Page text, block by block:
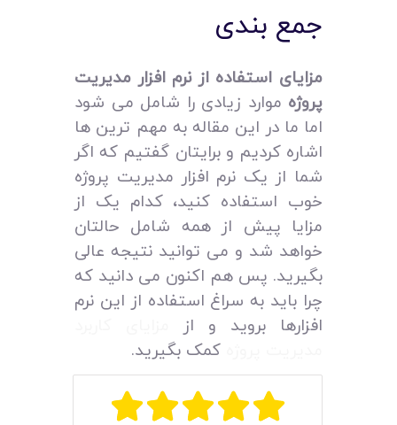
جمع‌ بندی
مزایای استفاده از نرم افزار مدیریت
پروژه موارد زیادی را شامل می‌ شود
اما ما در این مقاله به مهم‌ ترین‌ ها
اشاره کردیم و برایتان گفتیم که اگر
شما از یک نرم افزار مدیریت پروژه
خوب استفاده کنید، کدام یک از
مزایا پیش از همه شامل حالتان
خواهد شد و می‌ توانید نتیجه عالی
بگیرید. پس هم اکنون می‌ دانید که
چرا باید به سراغ استفاده از این نرم
افزارها بروید و از
کمک بگیرید.